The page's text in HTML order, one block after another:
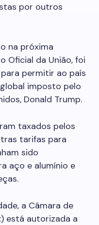
por outros
na próxima
Oficial da União, foi
permitir ao país
imposto pelo
Donald Trump.
taxados pelos
tarifas para
sido
aço e alumínio e
a Câmara de
está autorizada a